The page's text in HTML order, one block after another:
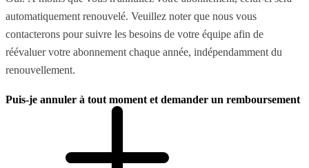
automatiquement renouvelé. Veuillez noter que nous vous
contacterons pour suivre les besoins de votre équipe afin de
réévaluer votre abonnement chaque année, indépendamment du
renouvellement.
Puis-je annuler à tout moment et demander un remboursement